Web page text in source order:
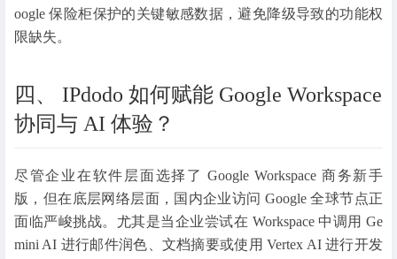
oogle 保险柜保护的关键敏感数据，避免降级导致的功能权
限缺失。
四、 IPdodo 如何赋能 Google Workspace
协同与 AI 体验？
尽管企业在软件层面选择了Google Workspace 商务新手
版，但在底层网络层面，国内企业访问 Google 全球节点正
面临严峻挑战。尤其是当企业尝试在 Workspace 中调用 Ge
mini AI 进行邮件润色、文档摘要或使用 Vertex AI 进行开发